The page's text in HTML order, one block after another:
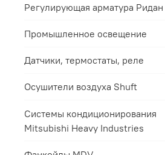
Регулирующая арматура Ридан
Промышленное освещение
Датчики, термостаты, реле
Осушители воздуха Shuft
Системы кондиционирования
Mitsubishi Heavy Industries